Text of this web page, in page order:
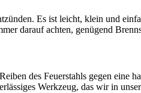
Es ist leicht, klein und
darauf achten, genügend
des Feuerstahls gegen eine
Werkzeug, das wir in